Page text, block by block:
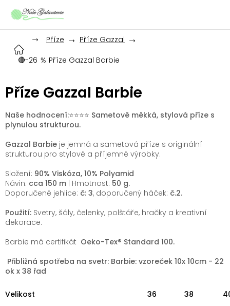
Příze
Příze Gazzal
🔴-26 ％ Příze Gazzal Barbie
Příze Gazzal Barbie
Naše hodnocení:⭐️⭐️⭐️⭐️ Sametově měkká, stylová příze s
plynulou strukturou.
Gazzal Barbie je jemná a sametová příze s originální
strukturou pro stylové a příjemné výrobky.
Složení: 90% Viskóza, 10% Polyamid
Návin: cca 150 m | Hmotnost: 50 g.
Doporučené jehlice: č: 3, doporučený háček: č.2.
Použití: Svetry, šály, čelenky, polštáře, hračky a kreativní
dekorace.
Barbie má certifikát Oeko-Tex® Standard 100.
Přibližná spotřeba na svetr: Barbie: vzoreček 10x 10cm - 22
ok x 38 řad
Velikost 36 38